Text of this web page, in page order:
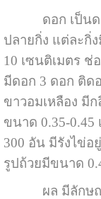
ดอก เป็นดอก
ปลายกิ่ง แต่ละกิ่
10 เซนติเมตร
มีดอก 3 ดอก ติด
ขาวอมเหลือง มี
ขนาด 0.35-0.45
300 อัน มีรังไข่อ
รูปถ้วยมีขนาด
ผล มีลักษณะเ